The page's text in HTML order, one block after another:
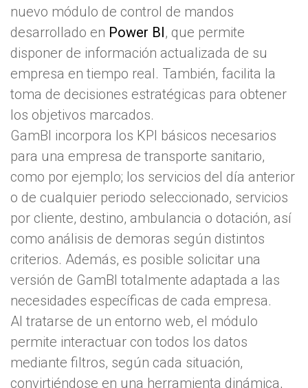
nuevo módulo de control de mandos
desarrollado en Power BI, que permite
disponer de información actualizada de su
empresa en tiempo real. También, facilita la
toma de decisiones estratégicas para obtener
los objetivos marcados.
GamBI incorpora los KPI básicos necesarios
para una empresa de transporte sanitario,
como por ejemplo; los servicios del día anterior
o de cualquier periodo seleccionado, servicios
por cliente, destino, ambulancia o dotación, así
como análisis de demoras según distintos
criterios. Además, es posible solicitar una
versión de GamBI totalmente adaptada a las
necesidades específicas de cada empresa.
Al tratarse de un entorno web, el módulo
permite interactuar con todos los datos
mediante filtros, según cada situación,
convirtiéndose en una herramienta dinámica,